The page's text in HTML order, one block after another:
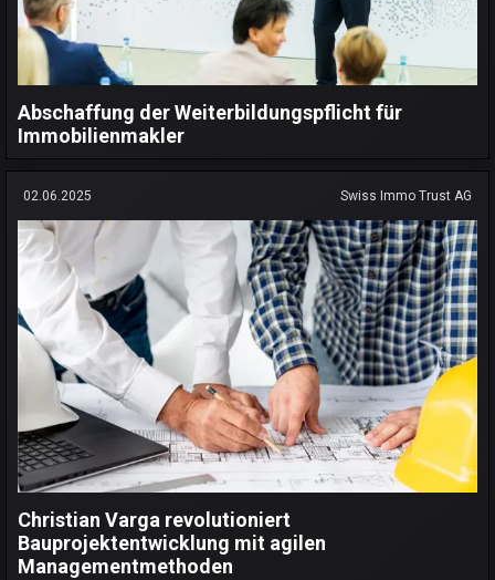
Abschaffung der Weiterbildungspflicht für
Immobilienmakler
02.06.2025 Swiss Immo Trust AG
Christian Varga revolutioniert
Bauprojektentwicklung mit agilen
Managementmethoden